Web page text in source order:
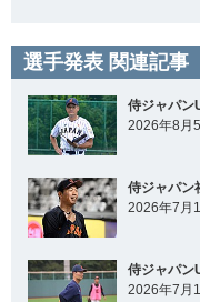
選手発表 関連記事
侍ジャパン
2026年8月
侍ジャパン
2026年7月
侍ジャパン
2026年7月